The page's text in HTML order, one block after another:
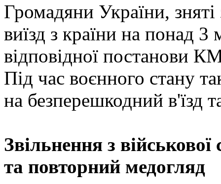
Громадяни України, зняті
виїзд з країни на понад 3
відповідної постанови
Під час воєнного стану
на безперешкодний в'їзд
Звільнення з
та повторний медогляд